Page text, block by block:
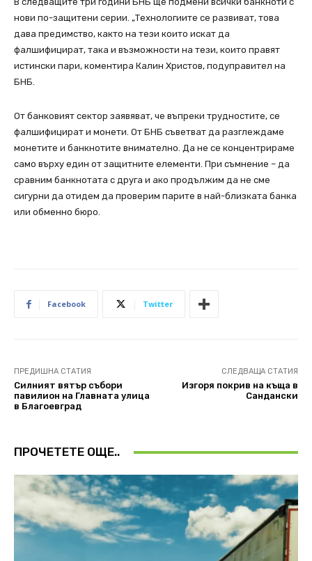
нови по-защитени серии. „Технологиите се развиват, това
дава предимство, както на тези които искат да
фалшифицират, така и възможности на тези, които правят
истински пари, коментира Калин Христов, подуправител на
БНБ.
От банковият сектор заявяват, че въпреки трудностите, се
фалшифицират и монети. От БНБ съветват да разглеждаме
монетите и банкнотите внимателно. Да не се концентрираме
само върху един от защитните елементи. При съмнение – да
сравним банкнотата с друга и ако продължим да не сме
сигурни да отидем да проверим парите в най-близката банка
или обменно бюро.
Facebook Twitter
ПРЕДИШНА СТАТИЯ
Силният вятър събори
павилион на Главната улица
в Благоевград
СЛЕДВАЩА СТАТИЯ
Изгоря покрив на къща в
Сандански
ПРОЧЕТЕТЕ ОЩЕ..